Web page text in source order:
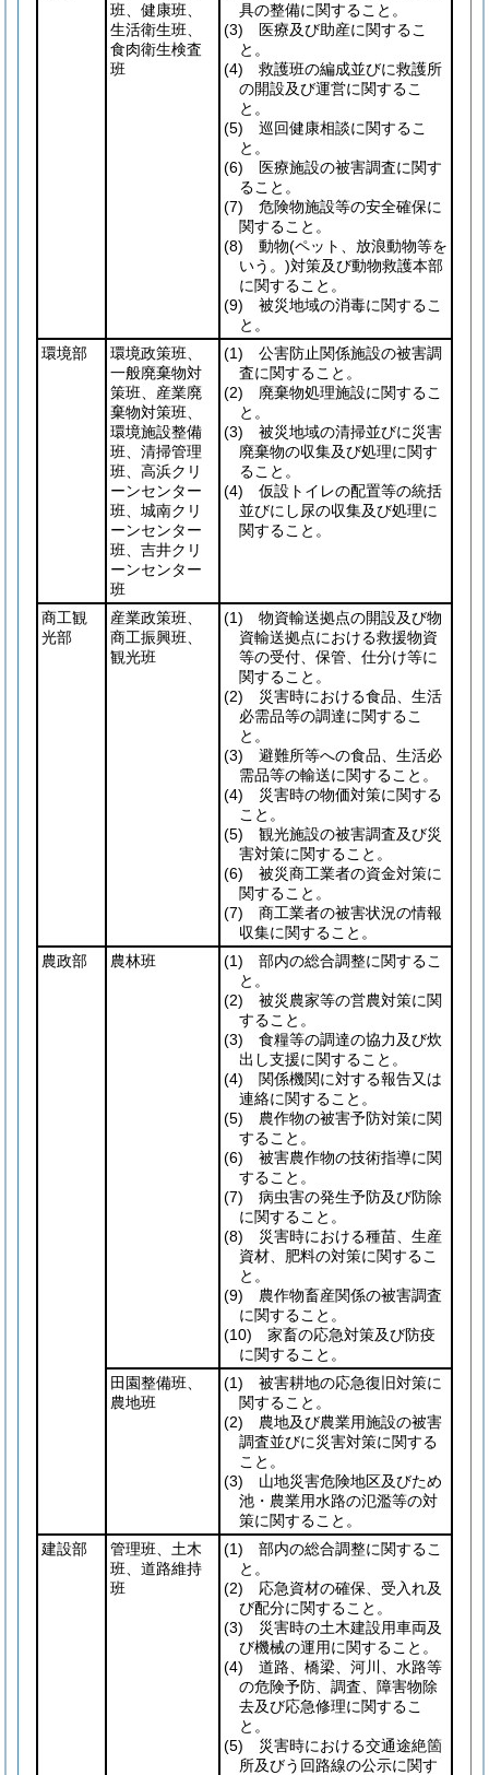
班、健康班、
生活衛生班、
食肉衛生検査
班
具の整備に関すること。
(3) 医療及び助産に関するこ
と。
(4) 救護班の編成並びに救護所
の開設及び運営に関するこ
と。
(5) 巡回健康相談に関するこ
と。
(6) 医療施設の被害調査に関す
ること。
(7) 危険物施設等の安全確保に
関すること。
(8) 動物(ペット、放浪動物等を
いう。)対策及び動物救護本部
に関すること。
(9) 被災地域の消毒に関するこ
と。
環境部
環境政策班、
一般廃棄物対
策班、産業廃
棄物対策班、
環境施設整備
班、清掃管理
班、高浜クリ
ーンセンター
班、城南クリ
ーンセンター
班、吉井クリ
ーンセンター
班
(1) 公害防止関係施設の被害調
査に関すること。
(2) 廃棄物処理施設に関するこ
と。
(3) 被災地域の清掃並びに災害
廃棄物の収集及び処理に関す
ること。
(4) 仮設トイレの配置等の統括
並びにし尿の収集及び処理に
関すること。
商工観
光部
産業政策班、
商工振興班、
観光班
(1) 物資輸送拠点の開設及び物
資輸送拠点における救援物資
等の受付、保管、仕分け等に
関すること。
(2) 災害時における食品、生活
必需品等の調達に関するこ
と。
(3) 避難所等への食品、生活必
需品等の輸送に関すること。
(4) 災害時の物価対策に関する
こと。
(5) 観光施設の被害調査及び災
害対策に関すること。
(6) 被災商工業者の資金対策に
関すること。
(7) 商工業者の被害状況の情報
収集に関すること。
農政部
農林班 (1) 部内の総合調整に関するこ
と。
(2) 被災農家等の営農対策に関
すること。
(3) 食糧等の調達の協力及び炊
出し支援に関すること。
(4) 関係機関に対する報告又は
連絡に関すること。
(5) 農作物の被害予防対策に関
すること。
(6) 被害農作物の技術指導に関
すること。
(7) 病虫害の発生予防及び防除
に関すること。
(8) 災害時における種苗、生産
資材、肥料の対策に関するこ
と。
(9) 農作物畜産関係の被害調査
に関すること。
(10) 家畜の応急対策及び防疫
に関すること。
田園整備班、
農地班
(1) 被害耕地の応急復旧対策に
関すること。
(2) 農地及び農業用施設の被害
調査並びに災害対策に関する
こと。
(3) 山地災害危険地区及びため
池・農業用水路の氾濫等の対
策に関すること。
建設部
管理班、土木
班、道路維持
班
(1) 部内の総合調整に関するこ
と。
(2) 応急資材の確保、受入れ及
び配分に関すること。
(3) 災害時の土木建設用車両及
び機械の運用に関すること。
(4) 道路、橋梁、河川、水路等
の危険予防、調査、障害物除
去及び応急修理に関するこ
と。
(5) 災害時における交通途絶箇
所及びう回路線の公示に関す